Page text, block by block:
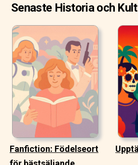
Senaste Historia och
Fanfiction: Födelseort